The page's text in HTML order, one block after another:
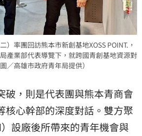
）率團回訪熊本市新創基地XOSS POINT.，
產業部代表導覽下，就跨國青創基地資源對
／高雄市政府青年局提供）
破，則是代表團與熊本青商會
核心幹部的深度對話。雙方聚
設廠後所帶來的青年機會與